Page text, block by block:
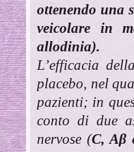
ottenendo una
veicolare in
allodinia).
L’efficacia
placebo, nel
pazienti; in
conto di due
nervose (C, Aβ